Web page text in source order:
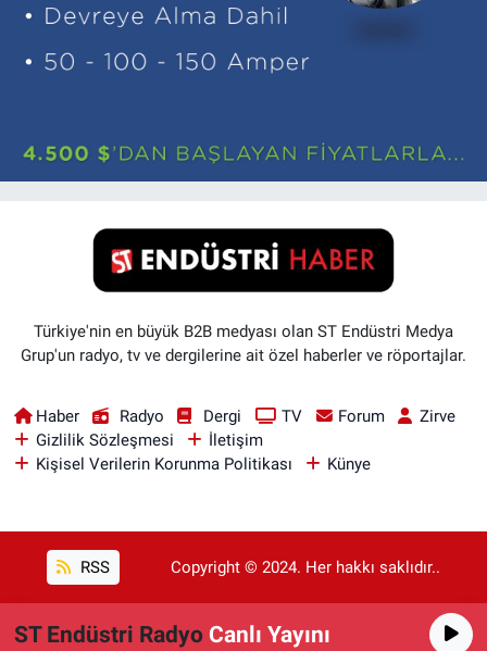
Türkiye'nin en büyük B2B medyası olan ST Endüstri Medya
Grup'un radyo, tv ve dergilerine ait özel haberler ve röportajlar.
Haber Radyo Dergi TV Forum
Zirve
Gizlilik Sözleşmesi
İletişim
Kişisel Verilerin Korunma Politikası
Künye
RSS Copyright © 2024. Her hakkı saklıdır..
Haber Yazılımı: TE Bilişim
ST Endüstri Radyo Canlı Yayını